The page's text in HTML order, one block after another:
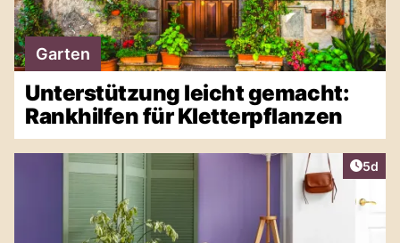
Garten
Unterstützung leicht gemacht:
Rankhilfen für Kletterpflanzen
5d